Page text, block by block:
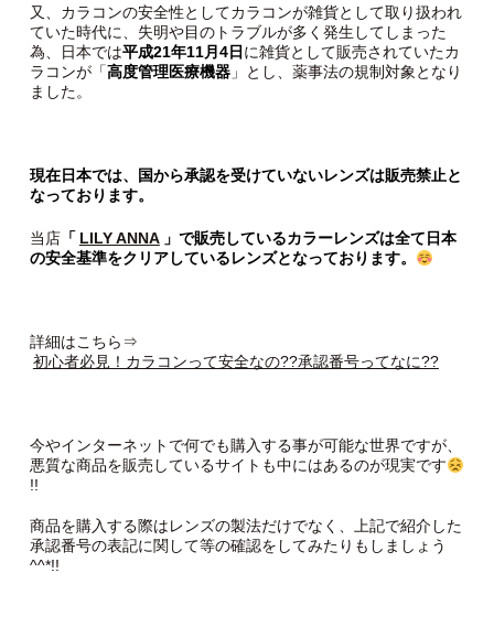
又、カラコンの安全性としてカラコンが雑貨として取り扱われ
ていた時代に、失明や目のトラブルが多く発生してしまった
為、日本では平成21年11月4日 に雑貨として販売されていたカ
ラコンが「高度管理医療機器」とし、薬事法の規制対象となり
ました。
現在日本では、国から承認を受けていないレンズは販売禁止と
なっております。
当店「 LILY ANNA 」で販売しているカラーレンズは全て日本
の安全基準をクリアしているレンズとなっております。
詳細はこちら⇒
初心者必見！カラコンって安全なの??承認番号ってなに??
今やインターネットで何でも購入する事が可能な世界ですが、
悪質な商品を販売しているサイトも中にはあるのが現実です
!!
商品を購入する際はレンズの製法だけでなく、上記で紹介した
承認番号の表記に関して等の確認をしてみたりもしましょう
^^*!!